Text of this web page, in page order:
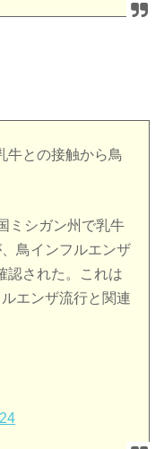
牛との接触から鳥
ミシガン州で乳牛
鳥インフルエンザ
認された。これは
エンザ流行と関連